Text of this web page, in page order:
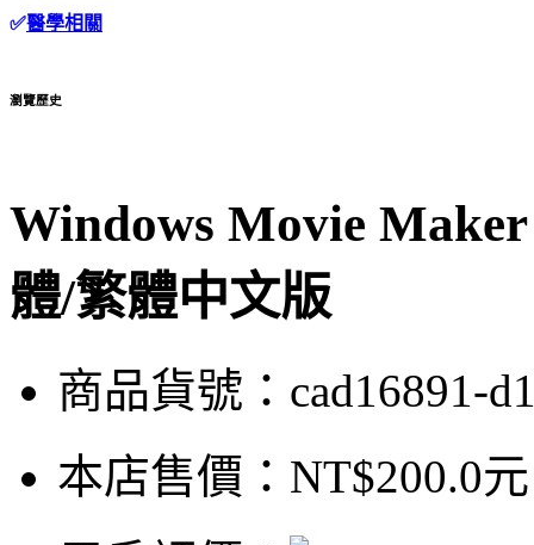
✅醫學相關
瀏覽歷史
Windows Movie
體/繁體中文版
商品貨號：cad16891-
本店售價： NT$200.0元